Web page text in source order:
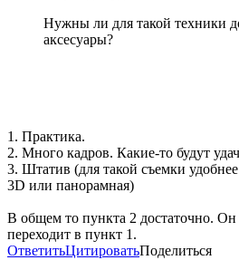
Нужны ли для такой техники
аксесуары?
1. Практика.
2. Много кадров. Какие-то будут
3. Штатив (для такой съемки
3D или панорамная)
В общем то пункта 2 достаточно. Он
переходит в пункт 1.
ОтветитьЦитироватьПоделиться